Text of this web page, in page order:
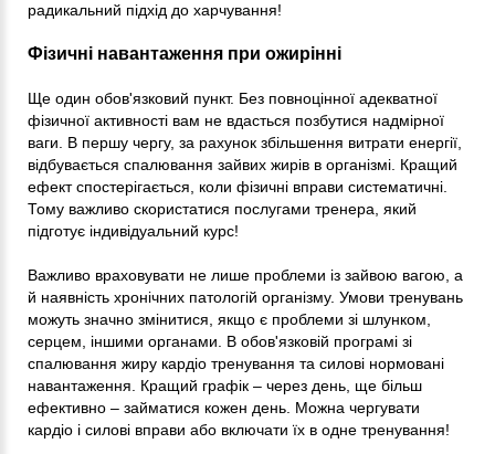
радикальний підхід до харчування!
Фізичні навантаження при ожирінні
Ще один обов'язковий пункт. Без повноцінної адекватної
фізичної активності вам не вдасться позбутися надмірної
ваги. В першу чергу, за рахунок збільшення витрати енергії,
відбувається спалювання зайвих жирів в організмі. Кращий
ефект спостерігається, коли фізичні вправи систематичні.
Тому важливо скористатися послугами тренера, який
підготує індивідуальний курс!
Важливо враховувати не лише проблеми із зайвою вагою, а
й наявність хронічних патологій організму. Умови тренувань
можуть значно змінитися, якщо є проблеми зі шлунком,
серцем, іншими органами. В обов'язковій програмі зі
спалювання жиру кардіо тренування та силові нормовані
навантаження. Кращий графік – через день, ще більш
ефективно – займатися кожен день. Можна чергувати
кардіо і силові вправи або включати їх в одне тренування!